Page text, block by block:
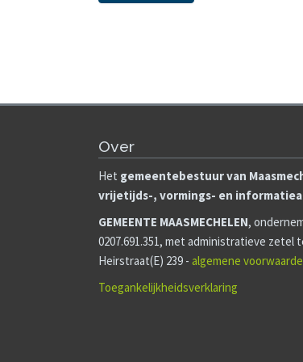
Over
Het gemeentebestuur van
vrijetijds-, vormings- en
GEMEENTE MAASMECHELEN,
0207.691.351, met administratieve zetel
Heirstraat(E) 239 - algemene
Toegankelijkheidsverklaring